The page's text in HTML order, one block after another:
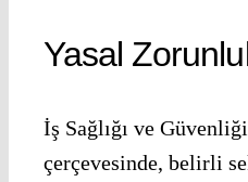
Yasal
İş Sağlığı ve
çerçevesinde, belirli